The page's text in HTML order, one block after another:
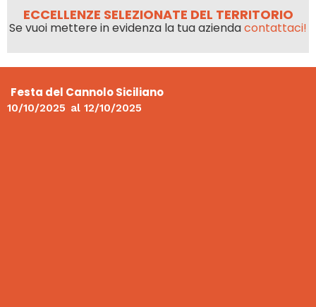
ECCELLENZE SELEZIONATE DEL TERRITORIO
Se vuoi mettere in evidenza la tua aziendacontattaci!
Festa del Cannolo Siciliano
10/10/2025 al 12/10/2025